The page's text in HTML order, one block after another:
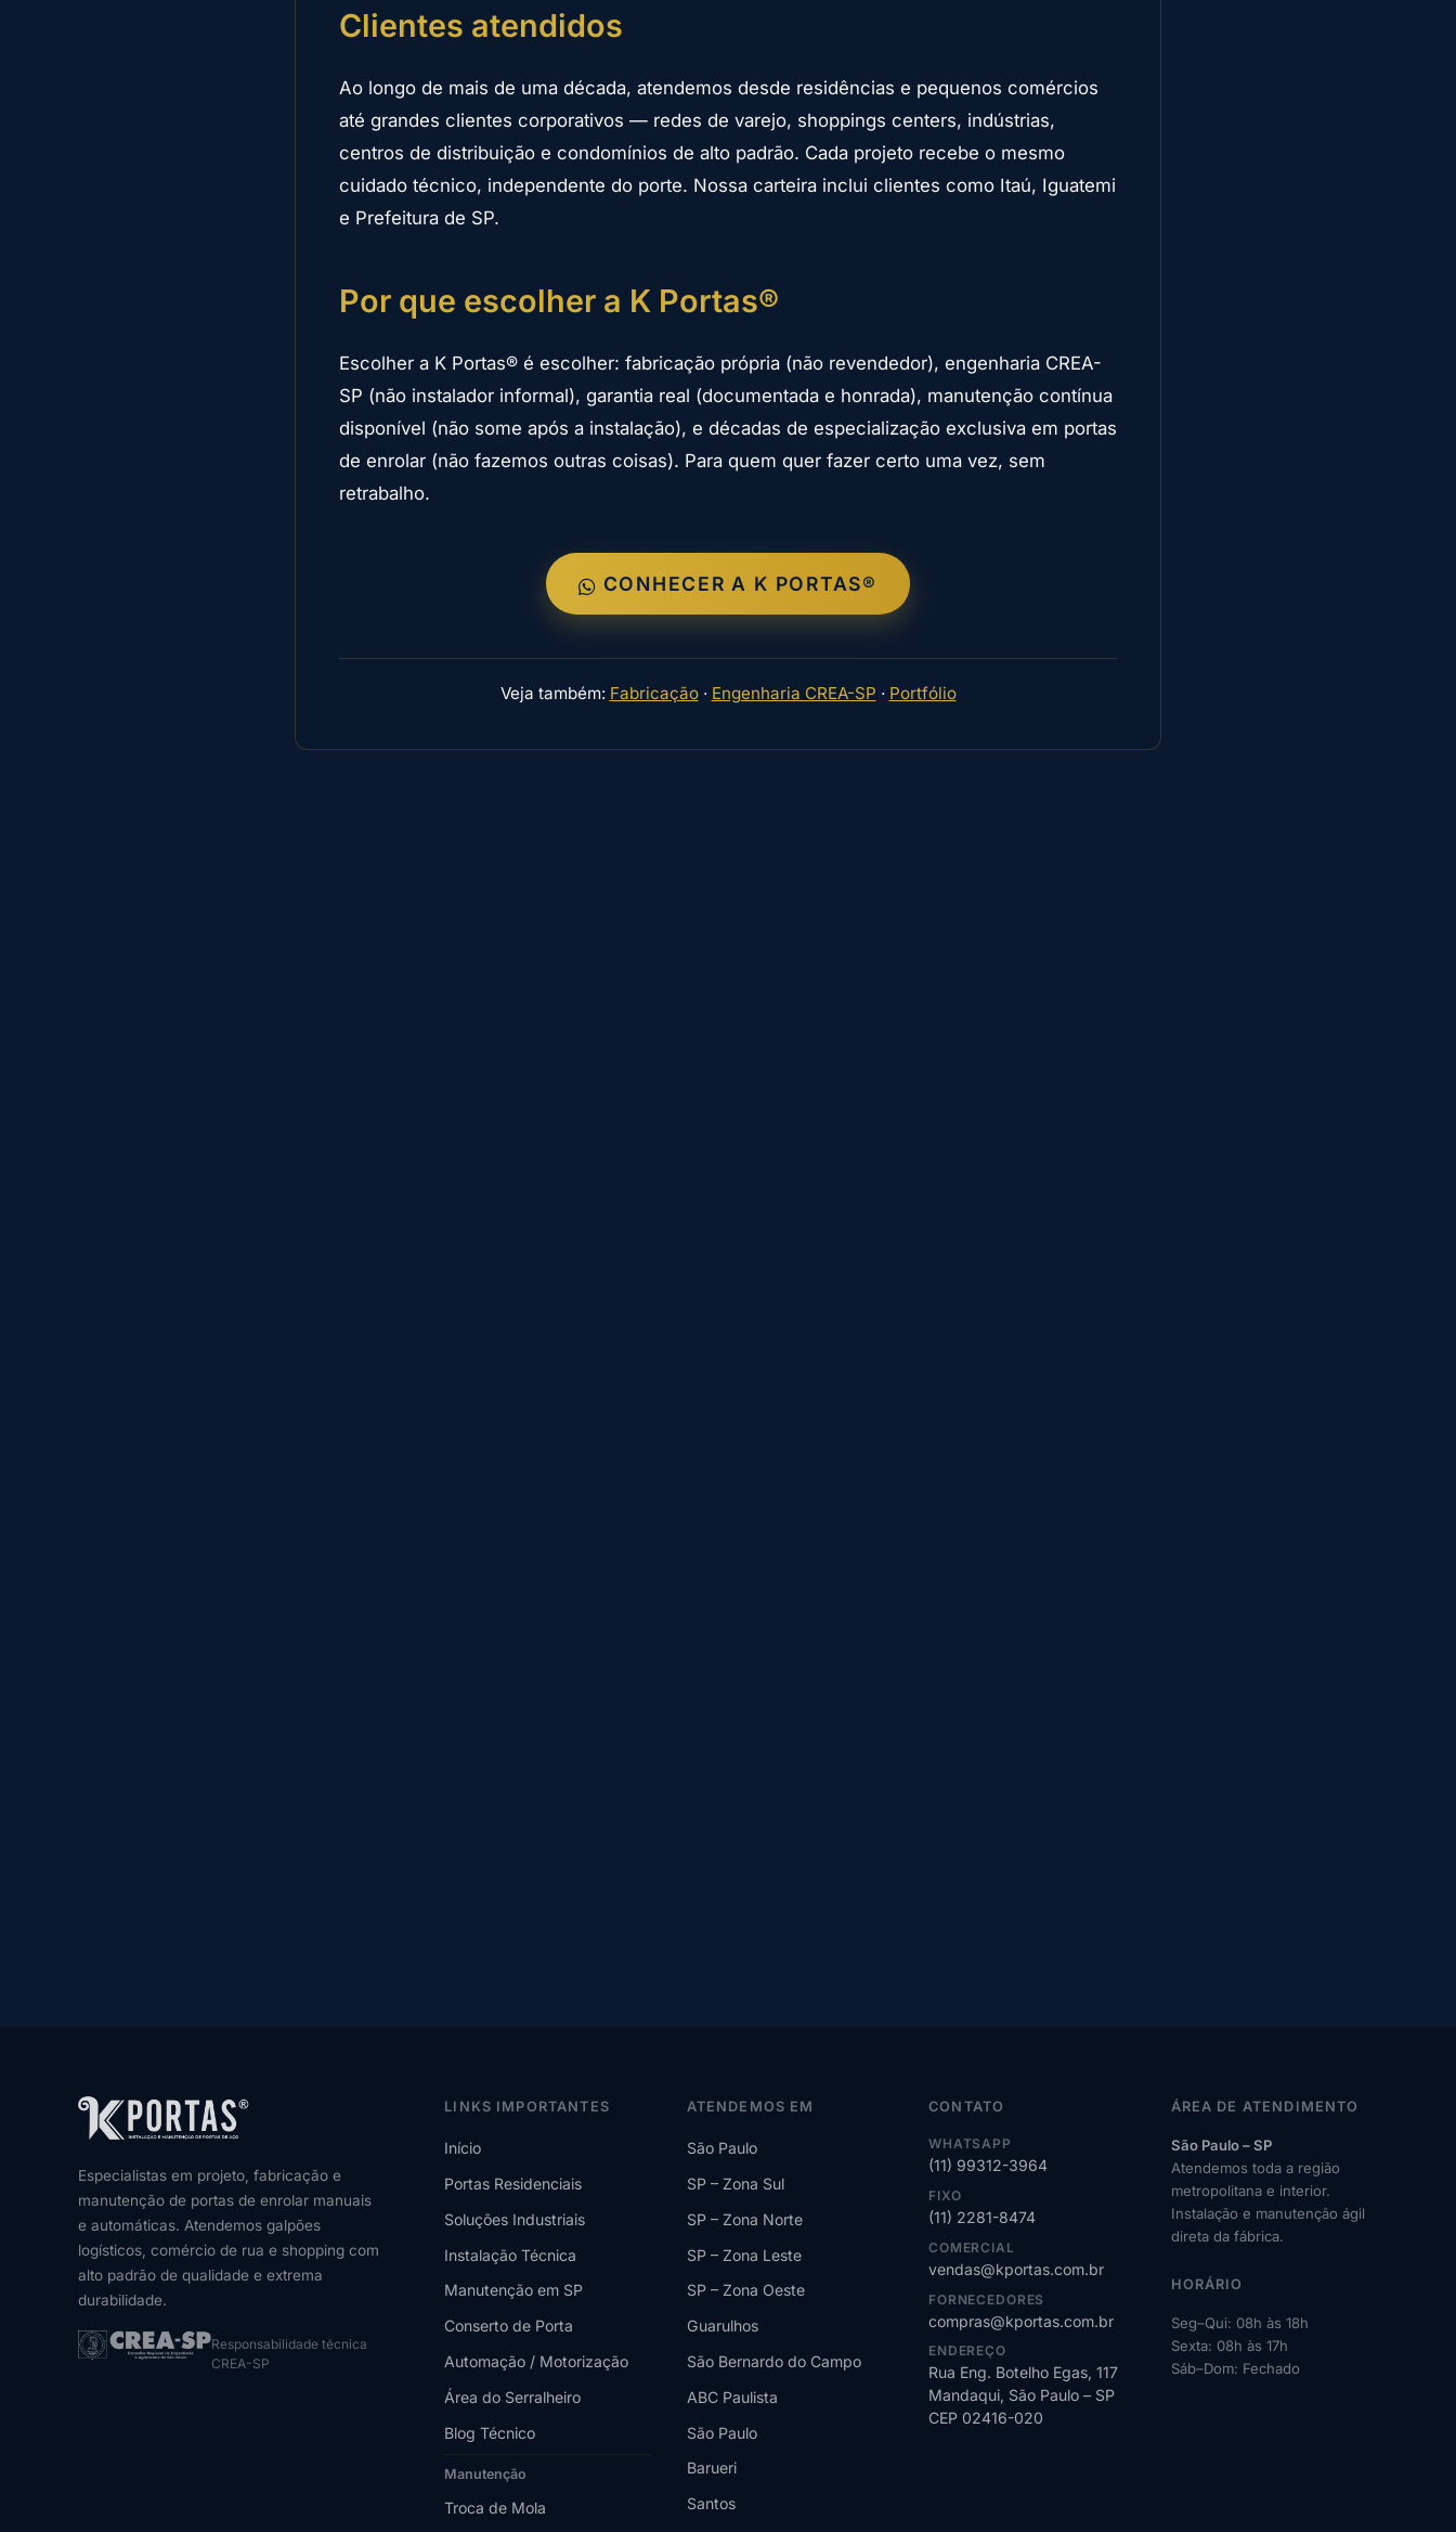
Clientes atendidos
Ao longo de mais de uma década, atendemos desde residências e pequenos comércios
até grandes clientes corporativos — redes de varejo, shoppings centers, indústrias,
centros de distribuição e condomínios de alto padrão. Cada projeto recebe o mesmo
cuidado técnico, independente do porte. Nossa carteira inclui clientes como Itaú, Iguatemi
e Prefeitura de SP.
Por que escolher a K Portas®
Escolher a K Portas® é escolher: fabricação própria (não revendedor), engenharia CREA-
SP (não instalador informal), garantia real (documentada e honrada), manutenção contínua
disponível (não some após a instalação), e décadas de especialização exclusiva em portas
de enrolar (não fazemos outras coisas). Para quem quer fazer certo uma vez, sem
retrabalho.
CONHECER A K PORTAS®
Veja também: Fabricação· Engenharia CREA-SP · Portfólio
Especialistas em projeto, fabricação e
manutenção de portas de enrolar manuais
e automáticas. Atendemos galpões
logísticos, comércio de rua e shopping com
alto padrão de qualidade e extrema
durabilidade.
Responsabilidade técnica
CREA-SP
LINKS IMPORTANTES
Início
Portas Residenciais
Soluções Industriais
Instalação Técnica
Manutenção em SP
Conserto de Porta
Automação / Motorização
Área do Serralheiro
Blog Técnico
Manutenção
Troca de Mola
ATENDEMOS EM
São Paulo
SP – Zona Sul
SP – Zona Norte
SP – Zona Leste
SP – Zona Oeste
Guarulhos
São Bernardo do Campo
ABC Paulista
São Paulo
Barueri
Santos
CONTATO
WHATSAPP
(11) 99312-3964
FIXO
(11) 2281-8474
COMERCIAL
vendas@kportas.com.br
FORNECEDORES
compras@kportas.com.br
ENDEREÇO
Rua Eng. Botelho Egas, 117
Mandaqui, São Paulo – SP
CEP 02416-020
ÁREA DE ATENDIMENTO
São Paulo – SP
Atendemos toda a região
metropolitana e interior.
Instalação e manutenção ágil
direta da fábrica.
HORÁRIO
Seg–Qui: 08h às 18h
Sexta: 08h às 17h
Sáb–Dom: Fechado